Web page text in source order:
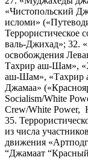
«Чистопольский
исломи»
Террористическое
валь-Джихад»; 32.
освобождения
Тахрир аш-Шам»,
аш-Шам», «Тахрир
Джамаа»
Socialism/White
Crew/White Power,
35.
из числа
движения
“Джамаат